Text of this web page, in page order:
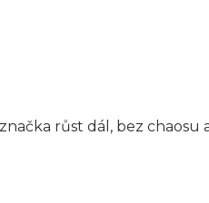
růst dál, bez chaosu